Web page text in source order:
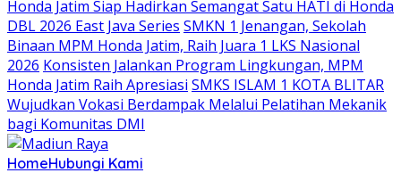
Honda Jatim Siap Hadirkan Semangat Satu HATI di Honda
DBL 2026 East Java Series SMKN 1 Jenangan, Sekolah
Binaan MPM Honda Jatim, Raih Juara 1 LKS Nasional
2026 Konsisten Jalankan Program Lingkungan, MPM
Honda Jatim Raih Apresiasi SMKS ISLAM 1 KOTA BLITAR
Wujudkan Vokasi Berdampak Melalui Pelatihan Mekanik
bagi Komunitas DMI
HomeHubungi Kami